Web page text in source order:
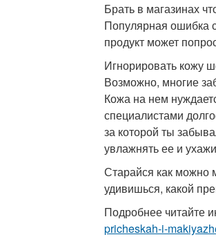
Брать в магазинах
Популярная ошибка
продукт может
Игнорировать кожу
Возможно, многие
Кожа на нем
специалистами
за которой ты
увлажнять ее и
Старайся как можно
удивишься, какой
Подробнее читайте
pricheskah-i-